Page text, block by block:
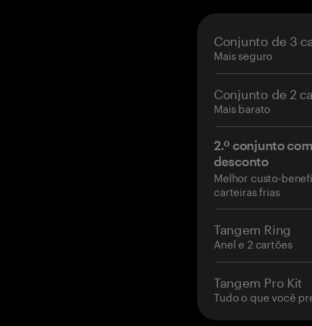
Conjunto de 3
Mais seguro
Conjunto de 2
Mais barato
2.º conjunto
desconto
Melhor custo-
carteiras frias
Tangem Ring
Anel e 2 cartões
Tangem Pro Kit
Tudo o que você